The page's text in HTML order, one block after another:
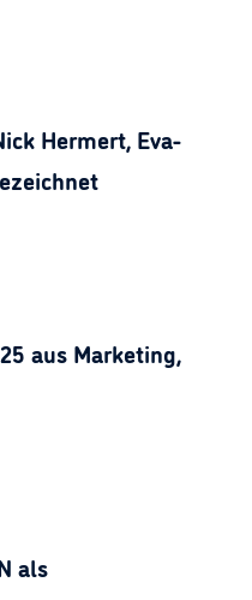
Hermert, Eva-
aus Marketing,
als